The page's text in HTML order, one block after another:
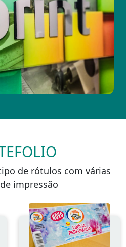
de rótulos com várias
impressão